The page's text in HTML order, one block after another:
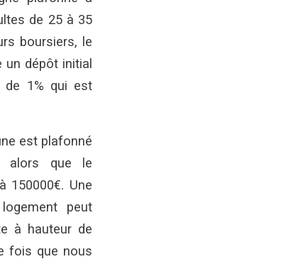
de 25 à 35
boursiers, le
dépôt initial
de 1% qui est
est plafonné
alors que le
150000€. Une
peut
à hauteur de
fois que nous